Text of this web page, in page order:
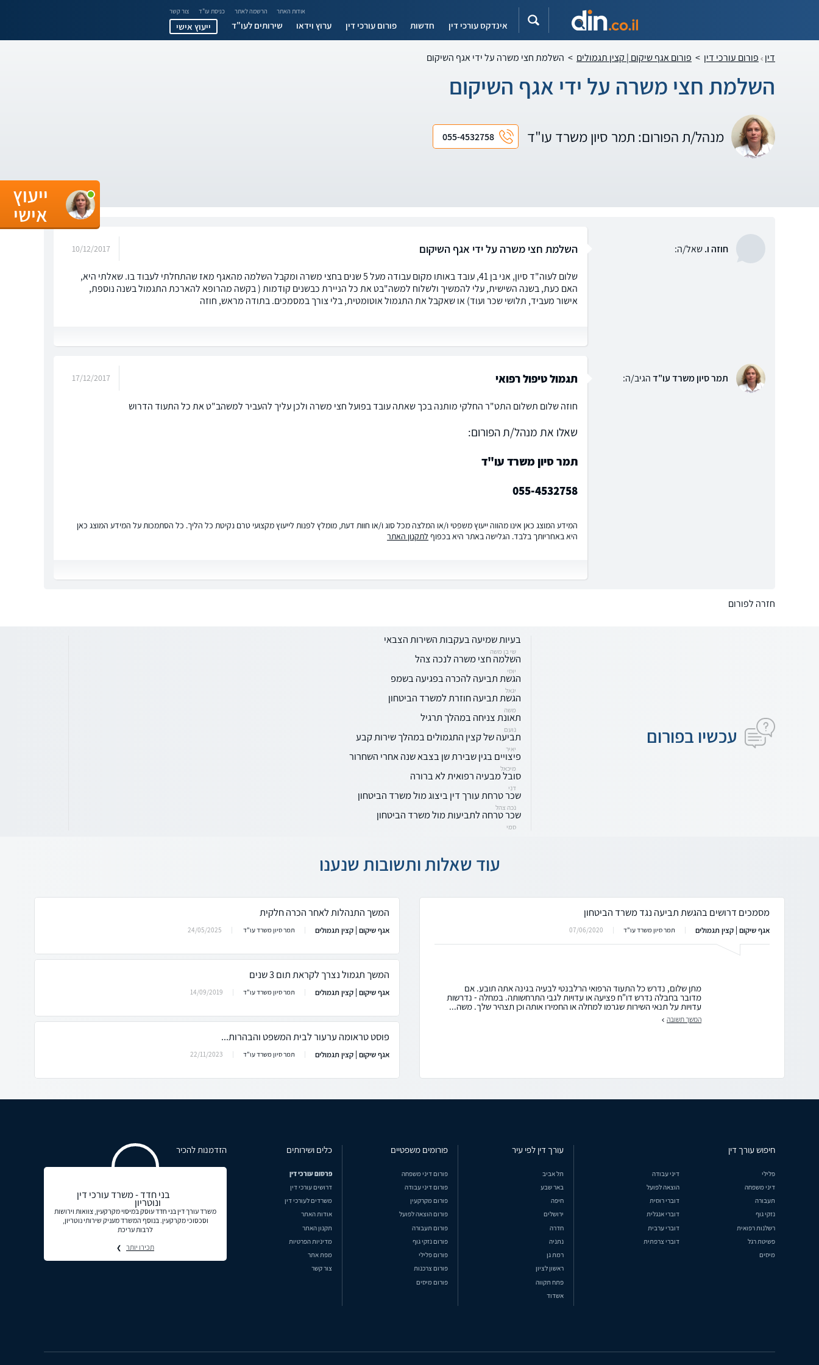
אודות האתר הרשמה לאתר כניסת עו"ד צור קשר
אינדקס עורכי דין חדשות פורום עורכי דין ערוץ וידאו שירותים לעו"ד ייעוץ אישי
דין פורום עורכי דין > פורום אגף שיקום | קצין תגמולים > השלמת חצי משרה על ידי אגף השיקום
השלמת חצי משרה על ידי אגף השיקום
מנהל/ת הפורום: תמר סיון משרד עו"ד 055-4532758
חוזה ו.שאל/ה: השלמת חצי משרה על ידי אגף השיקום 10/12/2017
שלום לעוה"ד סיון, אני בן 41, עובד באותו מקום עבודה מעל 5 שנים בחצי משרה ומקבל השלמה מהאגף מאז שהתחלתי לעבוד בו. שאלתי היא,
האם כעת, בשנה השישית, עלי להמשיך ולשלוח למשה"בט את כל הניירת כבשנים קודמות ( בקשה מהרופא להארכת התגמול בשנה נוספת,
אישור מעביד, תלושי שכר ועוד) או שאקבל את התגמול אוטומטית, בלי צורך במסמכים. בתודה מראש, חוזה
תמר סיון משרד עו"דהגיב/ה: תגמול טיפול רפואי 17/12/2017
חוזה שלום תשלום התט"ר החלקי מותנה בכך שאתה עובד בפועל חצי משרה ולכן עליך להעביר למשהב"ט את כל התעוד הדרוש
שאלו את מנהל/ת הפורום:
תמר סיון משרד עו"ד
055-4532758
המידע המוצג כאן אינו מהווה ייעוץ משפטי ו/או המלצה מכל סוג ו/או חוות דעת, מומלץ לפנות לייעוץ מקצועי טרם נקיטת כל הליך. כל הסתמכות על המידע המוצג כאן
היא באחריותך בלבד. הגלישה באתר היא בכפוף לתקנון האתר
חזרה לפורום
עכשיו בפורום
בעיות שמיעה בעקבות השירות הצבאי
שי בן משה
השלמה חצי משרה לנכה צהל
יוסי
הגשת תביעה להכרה בפגיעה בשמפ
יגאל
הגשת תביעה חוזרת למשרד הביטחון
משה
תאונת צניחה במהלך תרגיל
נועם
תביעה של קצין התגמולים במהלך שירות קבע
יאיר
פיצויים בגין שבירת שן בצבא שנה אחרי השחרור
מיכאל
סובל מבעיה רפואית לא ברורה
דני
שכר טרחת עורך דין ביצוג מול משרד הביטחון
נכה צהל
שכר טרחה לתביעות מול משרד הביטחון
סמי
עוד שאלות ותשובות שנענו
מסמכים דרושים בהגשת תביעה נגד משרד הביטחון
אגף שיקום | קצין תגמולים תמר סיון משרד עו"ד 07/06/2020
מתן שלום, נדרש כל התעוד הרפואי הרלבנטי לבעיה בגינה אתה תובע. אם
מדובר בחבלה נדרש דו"ח פציעה או עדויות לגבי התרחשותה. במחלה - נדרשות
עדויות על תנאי השירות שגרמו למחלה או החמירו אותה וכן תצהיר שלך. משה...
המשך תשובה
המשך התנהלות לאחר הכרה חלקית
אגף שיקום | קצין תגמולים תמר סיון משרד עו"ד 24/05/2025
המשך תגמול נצרך לקראת תום 3 שנים
אגף שיקום | קצין תגמולים תמר סיון משרד עו"ד 14/09/2019
פוסט טראומה ערעור לבית המשפט והבהרות...
אגף שיקום | קצין תגמולים תמר סיון משרד עו"ד 22/11/2023
ייעוץ
אישי
חיפוש עורך דין
פלילי
דיני עבודה
דיני משפחה
הוצאה לפועל
תעבורה
דוברי רוסית
נזקי גוף
דוברי אנגלית
רשלנות רפואית
דוברי ערבית
פשיטת רגל
דוברי צרפתית
מיסים
עורך דין לפי עיר
תל אביב
באר שבע
חיפה
ירושלים
חדרה
נתניה
רמת גן
ראשון לציון
פתח תקווה
אשדוד
פורומים משפטיים
פורום דיני משפחה
פורום דיני עבודה
פורום מקרקעין
פורום הוצאה לפועל
פורום תעבורה
פורום נזקי גוף
פורום פלילי
פורום צרכנות
פורום מיסים
כלים ושירותים
פרסום עורכי דין
דרושים עורכי דין
משרדים לעורכי דין
אודות האתר
תקנון האתר
מדיניות הפרטיות
מפת אתר
צור קשר
הזדמנות להכיר
בני חדד - משרד עורכי דין
ונוטריון
משרד עורך דין בני חדד עוסק במיסוי מקרקעין, צוואות וירושות
וסכסוכי מקרקעין. בנוסף המשרד מעניק שירותי נוטריון,
לרבות עריכת
תכירו יותר